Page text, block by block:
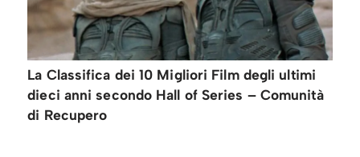
La Classifica dei 10 Migliori Film degli ultimi
dieci anni secondo Hall of Series – Comunità
di Recupero